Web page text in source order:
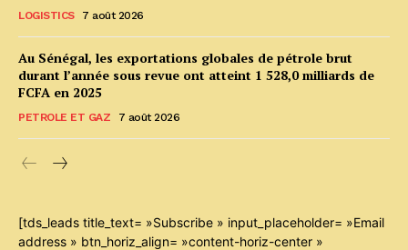
LOGISTICS 7 août 2026
Au Sénégal, les exportations globales de pétrole brut
durant l’année sous revue ont atteint 1 528,0 milliards de
FCFA en 2025
PETROLE ET GAZ 7 août 2026
[tds_leads title_text= »Subscribe » input_placeholder= »Email
address » btn_horiz_align= »content-horiz-center »